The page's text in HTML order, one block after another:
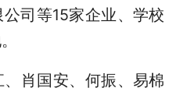
公司等15家企业、学校
肖国安、何振、易棉